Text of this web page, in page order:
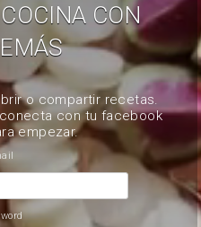
CON
o compartir recetas.
con tu facebook
empezar.